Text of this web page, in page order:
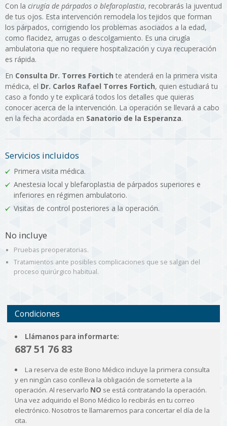
Con la cirugía de párpados o blefaroplastia, recobrarás la juventud
de tus ojos. Esta intervención remodela los tejidos que forman
los párpados, corrigiendo los problemas asociados a la edad,
como flacidez, arrugas o descolgamiento. Es una cirugía
ambulatoria que no requiere hospitalización y cuya recuperación
es rápida.
En Consulta Dr. Torres Fortich te atenderá en la primera visita
médica, el Dr. Carlos Rafael Torres Fortich, quien estudiará tu
caso a fondo y te explicará todos los detalles que quieras
conocer acerca de la intervención. La operación se llevará a cabo
en la fecha acordada en Sanatorio de la Esperanza.
Servicios incluidos
Primera visita médica.
Anestesia local y blefaroplastia de párpados superiores e
inferiores en régimen ambulatorio.
Visitas de control posteriores a la operación.
No incluye
Pruebas preoperatorias.
Tratamientos ante posibles complicaciones que se salgan del
proceso quirúrgico habitual.
Condiciones
Llámanos para informarte:
687 51 76 83
La reserva de este Bono Médico incluye la primera consulta
y en ningún caso conlleva la obligación de someterte a la
operación. Al reservarlo NO se está contratando la operación.
Una vez adquirido el Bono Médico lo recibirás en tu correo
electrónico. Nosotros te llamaremos para concertar el día de la
cita.